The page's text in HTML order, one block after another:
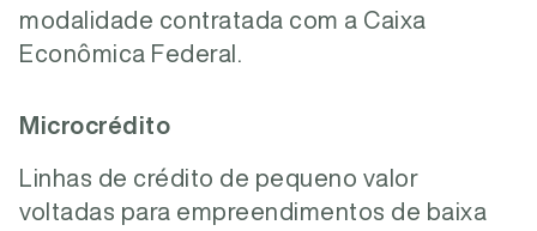
modalidade contratada com a Caixa
Econômica Federal.
Microcrédito
Linhas de crédito de pequeno valor
voltadas para empreendimentos de baixa